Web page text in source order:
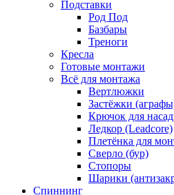
Подставки
Род Под
Базбары
Треноги
Кресла
Готовые монтажи
Всё для монтажа
Вертлюжки
Застёжки
Крючок для
Ледкор (Leadcore)
Плетёнка для
Сверло (бур)
Стопоры
Шарики
Спиннинг